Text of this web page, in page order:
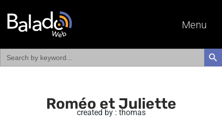
Menu
Search
for:
Roméo et Juliette
created by : thomas